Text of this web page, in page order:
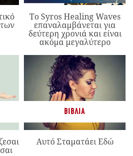
Το Syros Healing Waves
επαναλαμβάνεται για
δεύτερη χρονιά και είναι
ακόμα μεγαλύτερο
ΒΙΒΛΊΑ
Αυτό Σταματάει Εδώ